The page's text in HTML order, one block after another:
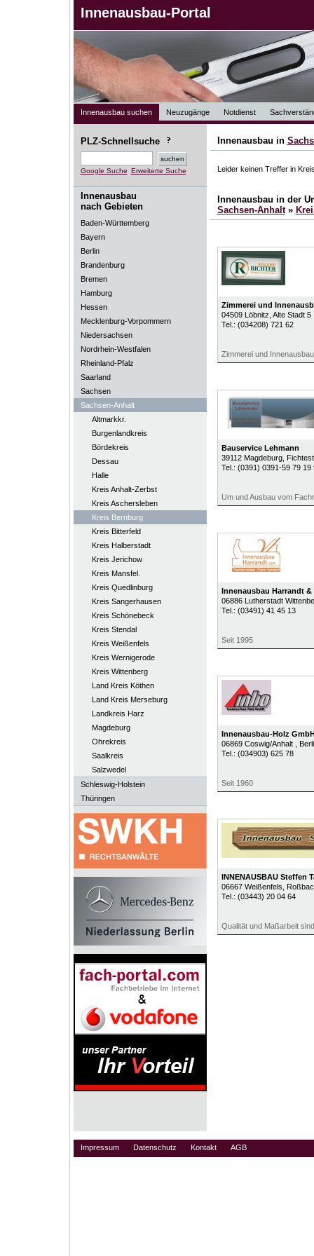
Innenausbau-Portal
Innenausbau suchen Neuzugänge Notdienst
PLZ-Schnellsuche
Google Suche Erweiterte Suche
Innenausbau
nach Gebieten
Baden-Württemberg
Bayern
Berlin
Brandenburg
Bremen
Hamburg
Hessen
Mecklenburg-Vorpommern
Niedersachsen
Nordrhein-Westfalen
Rheinland-Pfalz
Saarland
Sachsen
Sachsen-Anhalt
Altmarkkr.
Burgenlandkreis
Bördekreis
Dessau
Halle
Kreis Anhalt-Zerbst
Kreis Aschersleben
Kreis Bernburg
Kreis Bitterfeld
Kreis Halberstadt
Kreis Jerichow
Kreis Mansfel.
Kreis Quedlinburg
Kreis Sangerhausen
Kreis Schönebeck
Kreis Stendal
Kreis Weißenfels
Kreis Wernigerode
Kreis Wittenberg
Land Kreis Köthen
Land Kreis Merseburg
Landkreis Harz
Magdeburg
Ohrekreis
Saalkreis
Salzwedel
Schleswig-Holstein
Thüringen
Innenausbau in
Leider keinen Treffer in
Innenausbau in der
Sachsen-Anhalt»
Zimmerei und
04509 Löbnitz , Alte Stadt 5
Tel.: (034208) 721 62
Zimmerei und Innenausbau
Bauservice Lehmann
39112 Magdeburg,
Tel.: (0391) 0391-59 79 19
Um und Ausbau vom
Innenausbau Harrandt &
06886 Lutherstadt
Tel.: (03491) 41 45 13
Seit 1995
Innenausbau-Holz
06869 Coswig/Anhalt
,
Tel.: (034903) 625 78
Seit 1960
INNENAUSBAU Steffen
06667 Weißenfels ,
Tel.: (03443) 20 04 64
Qualität und Maßarbeit
Impressum Datenschutz Kontakt AGB